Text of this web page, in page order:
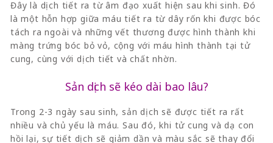
Đây là dịch tiết ra từ âm đạo xuất hiện sau khi sinh. Đó
là một hỗn hợp giữa máu tiết ra từ dây rốn khi được bóc
tách ra ngoài và những vết thương được hình thành khi
màng trứng bóc bỏ vỏ, cộng với máu hình thành tại tử
cung, cùng với dịch tiết và chất nhờn.
Sản dịch sẽ kéo dài bao lâu?
Trong 2-3 ngày sau sinh, sản dịch sẽ được tiết ra rất
nhiều và chủ yếu là máu. Sau đó, khi tử cung và dạ con
hồi lại, sự tiết dịch sẽ giảm dần và màu sắc sẽ thay đổi